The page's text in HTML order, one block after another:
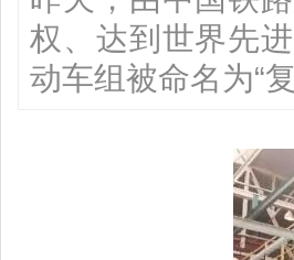
权、达到世界先
动车组被命名为“